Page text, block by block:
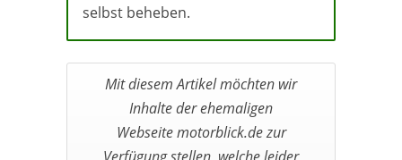
selbst beheben.